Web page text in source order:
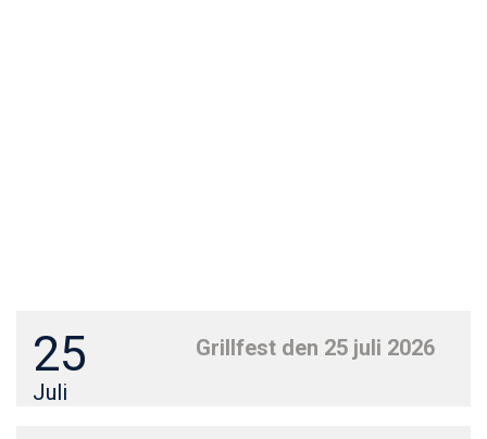
25
Juli
Grillfest den 25 juli 2026